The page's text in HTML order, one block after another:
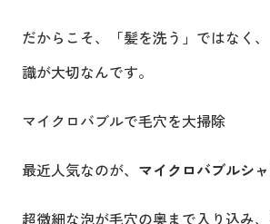
だからこそ、「髪を洗う」ではなく
識が大切なんです。
マイクロバブルで毛穴を大掃除
最近人気なのが、 マイクロバブルシ
超微細な泡が毛穴の奥まで入り込み